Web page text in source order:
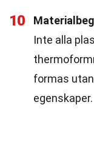
10
Inte alla
formas
egenskaper.